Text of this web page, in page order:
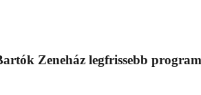
Zeneház legfrissebb